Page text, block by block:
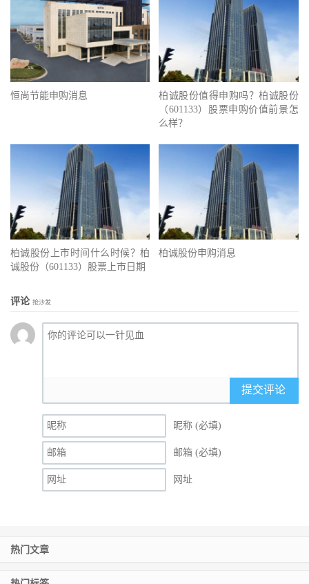
恒尚节能申购消息
柏诚股份值得申购吗？柏诚股份
（601133）股票申购价值前景怎
么样？
柏诚股份上市时间什么时候？柏
诚股份（601133）股票上市日期
柏诚股份申购消息
评论 抢沙发
提交评论
昵称 (必填)
邮箱 (必填)
网址
热门文章